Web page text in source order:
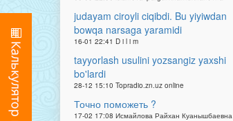
judayam ciroyli ciqibdi. Bu yiyiwdan
bowqa narsaga yaramidi
16-01 22:41 D i l i m
tayyorlash usulini yozsangiz yaxshi
bo'lardi
28-12 15:10 Topradio.zn.uz online
Точно поможеть ?
17-02 17:08 Исмайлова Райхан Куанышбаевна